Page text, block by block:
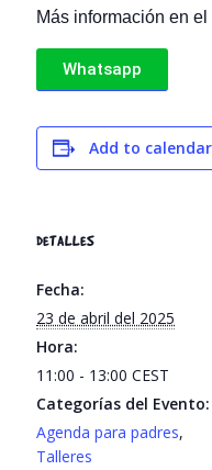
Más información en
Whatsapp
Add to calendar
DETALLES
Fecha:
23 de abril del 2025
Hora:
11:00 - 13:00CEST
Categorías del Evento:
Agenda para padres,
Talleres